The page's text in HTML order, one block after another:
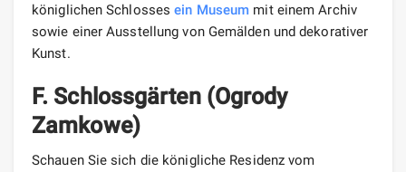
königlichen Schlossesein Museum mit einem Archiv
sowie einer Ausstellung von Gemälden und dekorativer
Kunst.
F. Schlossgärten (Ogrody
Zamkowe)
Schauen Sie sich die königliche Residenz vom